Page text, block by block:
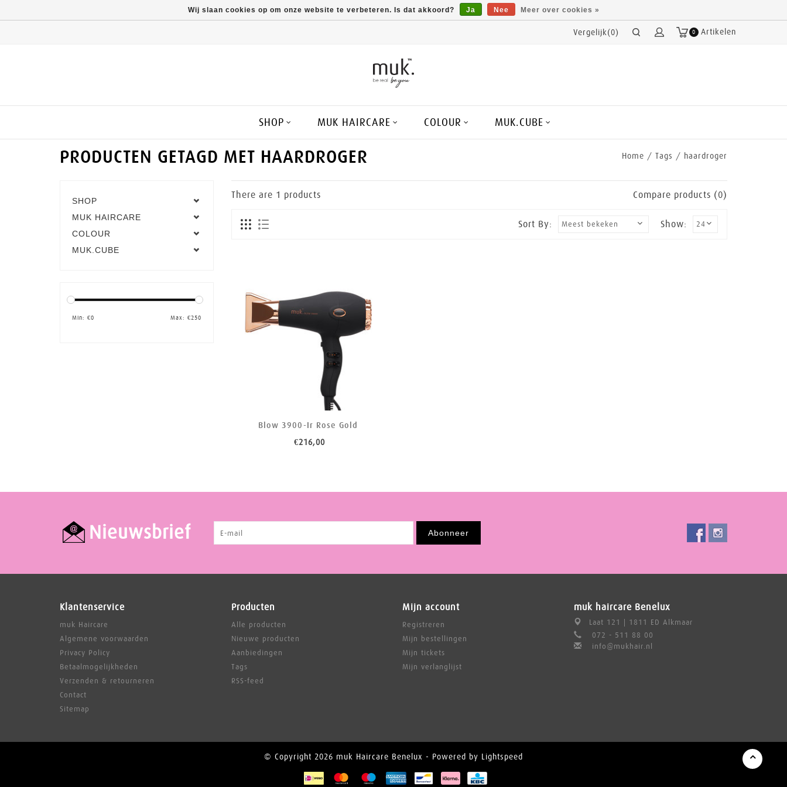
0 Artikelen
Vergelijk(0)
SHOP MUK HAIRCARE COLOUR MUK.CUBE
PRODUCTEN GETAGD MET HAARDROGER Home / Tags / haardroger
SHOP
MUK HAIRCARE
COLOUR
MUK.CUBE
Min: €0 Max: €250
There are 1 products Compare products (0)
Show:
Sort By:
Blow 3900-Ir Rose Gold
€216,00
Nieuwsbrief Abonneer
Klantenservice
muk Haircare
Algemene voorwaarden
Privacy Policy
Betaalmogelijkheden
Verzenden & retourneren
Contact
Sitemap
Producten
Alle producten
Nieuwe producten
Aanbiedingen
Tags
RSS-feed
Mijn account
Registreren
Mijn bestellingen
Mijn tickets
Mijn verlanglijst
muk haircare Benelux
Laat 121 | 1811 ED Alkmaar
072 - 511 88 00
info@mukhair.nl
© Copyright 2026 muk Haircare Benelux - Powered by Lightspeed
Wij slaan cookies op om onze website te verbeteren. Is dat akkoord? Ja Nee Meer over cookies »